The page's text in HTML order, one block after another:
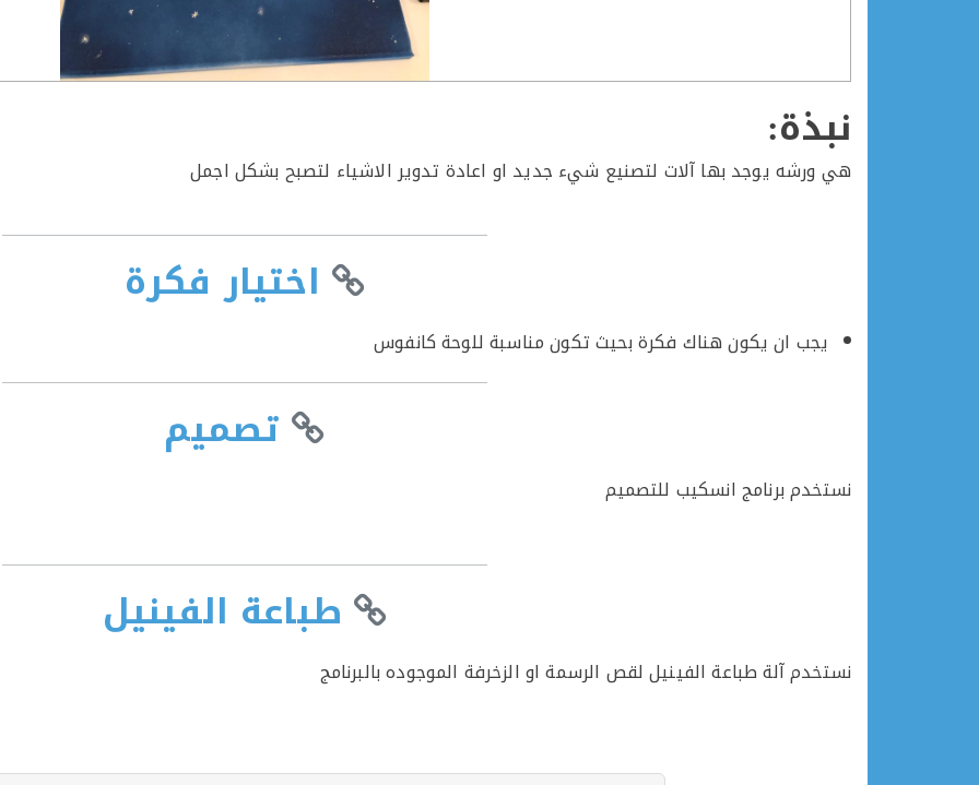
نبذة:
هي ورشه يوجد بها آلات لتصنيع شيء جديد او اعادة تدوير الاشياء لتصبح بشكل اجمل
اختيار فكرة
يجب ان يكون هناك فكرة بحيث تكون مناسبة للوحة كانفوس
تصميم
نستخدم برنامج انسكيب للتصميم
طباعة الفينيل
نستخدم آلة طباعة الفينيل لقص الرسمة او الزخرفة الموجوده بالبرنامج